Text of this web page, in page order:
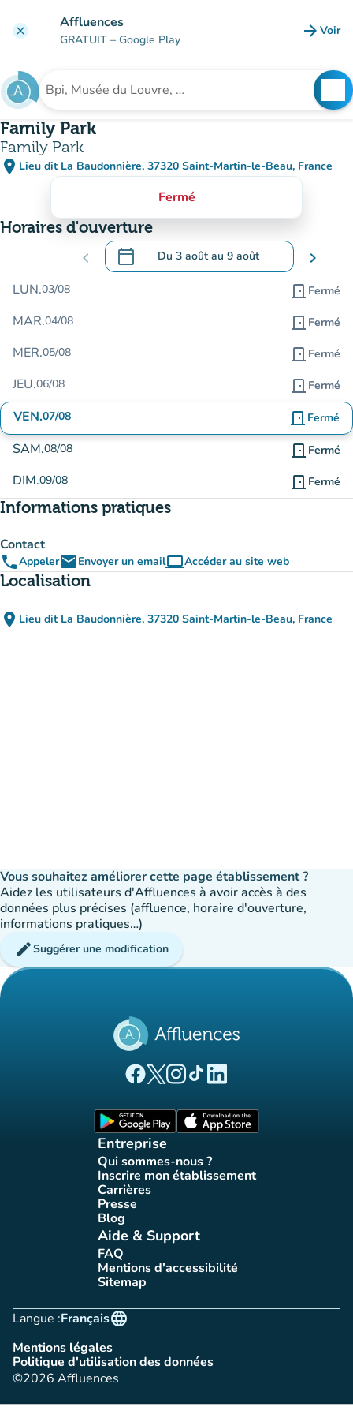
clear Affluences
GRATUIT – Google Play arrow_forward Voir
Rechercher un établissement
Family Park
Family Park
place Lieu dit La Baudonnière, 37320 Saint-Martin-le-Beau, France
(ouvrir dans Google Maps)
(nouvel onglet)
Fermé
Horaires d'ouverture
chevron_left calendar_today Du 3 aoûtau 9 août
.Ouvrir le calendrier pour changer de
chevron_right
LUN.03/08 door_front Fermé
MAR.04/08 door_front Fermé
MER.05/08 door_front Fermé
JEU.06/08 door_front Fermé
VEN.07/08 door_front Fermé
SAM.08/08 door_front Fermé
DIM.09/08 door_front Fermé
Informations pratiques
Contact
phoneAppeleremailEnvoyer un emailcomputerAccéder au site web
(nouvel onglet)
Localisation
place Lieu dit La Baudonnière, 37320 Saint-Martin-le-Beau, France
(ouvrir dans Google Maps)
(nouvel onglet)
Vous souhaitez améliorer cette page établissement ?
Aidez les utilisateurs d'Affluences à avoir accès à des
données plus précises (affluence, horaire d'ouverture,
informations pratiques…)
editSuggérer une modification
(nouvel onglet)
(nouvel onglet)
(nouvel onglet)
(nouvel onglet)
(nouvel onglet)
Entreprise
Qui sommes-nous ?
(nouvel onglet)
Inscrire mon établissement
(nouvel onglet)
Carrières(nouvel onglet)
Presse(nouvel onglet)
Blog(nouvel onglet)
Aide & Support
FAQ(nouvel onglet)
Mentions d'accessibilité
(nouvel onglet)
Sitemap(nouvel onglet)
Langue :
language
Français
Mentions légales
(nouvel onglet)
Politique d'utilisation des données
(nouvel onglet)
©2026 Affluences